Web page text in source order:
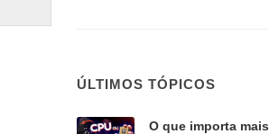
ÚLTIMOS TÓPICOS
O que importa mais